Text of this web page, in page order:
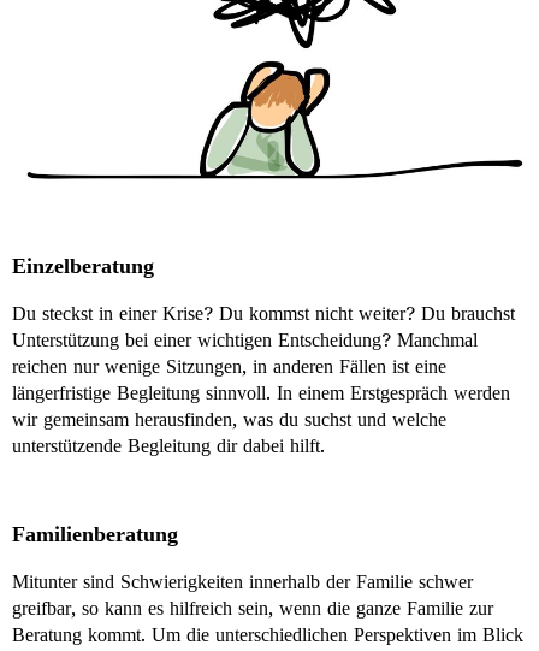
Einzelberatung
Du steckst in einer Krise? Du kommst nicht weiter? Du brauchst
Unterstützung bei einer wichtigen Entscheidung? Manchmal
reichen nur wenige Sitzungen, in anderen Fällen ist eine
längerfristige Begleitung sinnvoll. In einem Erstgespräch werden
wir gemeinsam herausfinden, was du suchst und welche
unterstützende Begleitung dir dabei hilft.
Familienberatung
Mitunter sind Schwierigkeiten innerhalb der Familie schwer
greifbar, so kann es hilfreich sein, wenn die ganze Familie zur
Beratung kommt. Um die unterschiedlichen Perspektiven im Blick